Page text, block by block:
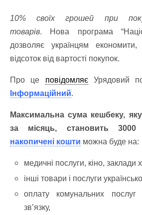
10% своїх грошей при
товарів. Нова програма
дозволяє українцям
відсоток від вартості покупок.
Про це повідомляєУрядовий
Інформаційний.
Максимальна сума кешбеку,
за місяць, становить
накопичені кошти можна буде на:
медичні послуги, кіно, заклади
інші товари і послуги
оплату комунальних послуг
зв’язку,